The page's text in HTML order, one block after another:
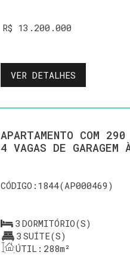
R$ 13.200.000
VER DETALHES
APARTAMENTO COM
1844(AP000469)
3 DORMITÓRIO(S)
3 SUÍTE(S)
ÚTIL: 288m²